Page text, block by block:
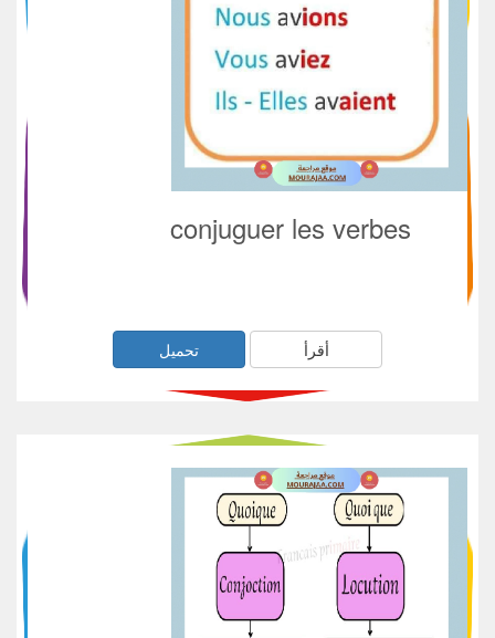
conjuguer les verbes
أقرأ تحميل